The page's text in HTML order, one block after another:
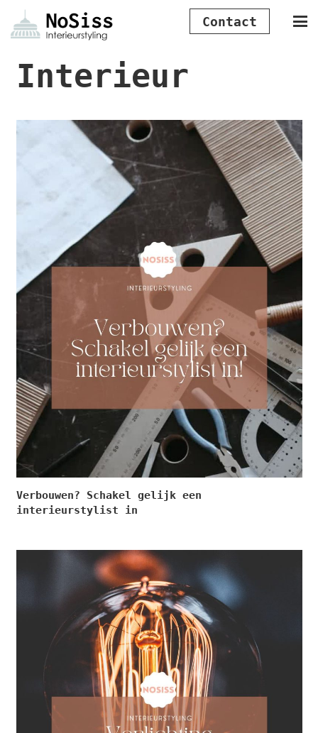
Contact
Interieur
Verbouwen? Schakel gelijk een
interieurstylist in